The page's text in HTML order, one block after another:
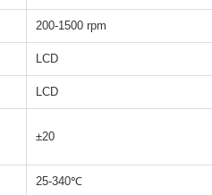
200-1500 rpm
LCD
LCD
±20
25-340℃